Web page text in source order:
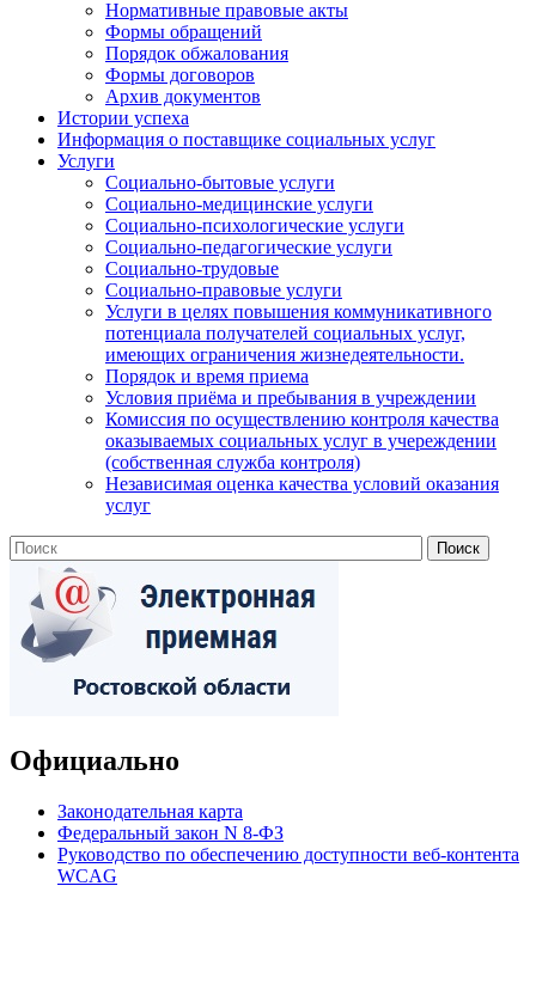
Нормативные правовые акты
Формы обращений
Порядок обжалования
Формы договоров
Архив документов
Истории успеха
Информация о поставщике социальных услуг
Услуги
Социально-бытовые услуги
Социально-медицинские услуги
Социально-психологические услуги
Социально-педагогические услуги
Социально-трудовые
Социально-правовые услуги
Услуги в целях повышения коммуникативного
потенциала получателей социальных услуг,
имеющих ограничения жизнедеятельности.
Порядок и время приема
Условия приёма и пребывания в учреждении
Комиссия по осуществлению контроля качества
оказываемых социальных услуг в учереждении
(собственная служба контроля)
Независимая оценка качества условий оказания
услуг
Официально
Законодательная карта
Федеральный закон N 8-ФЗ
Руководство по обеспечению доступности веб-контента
WCAG